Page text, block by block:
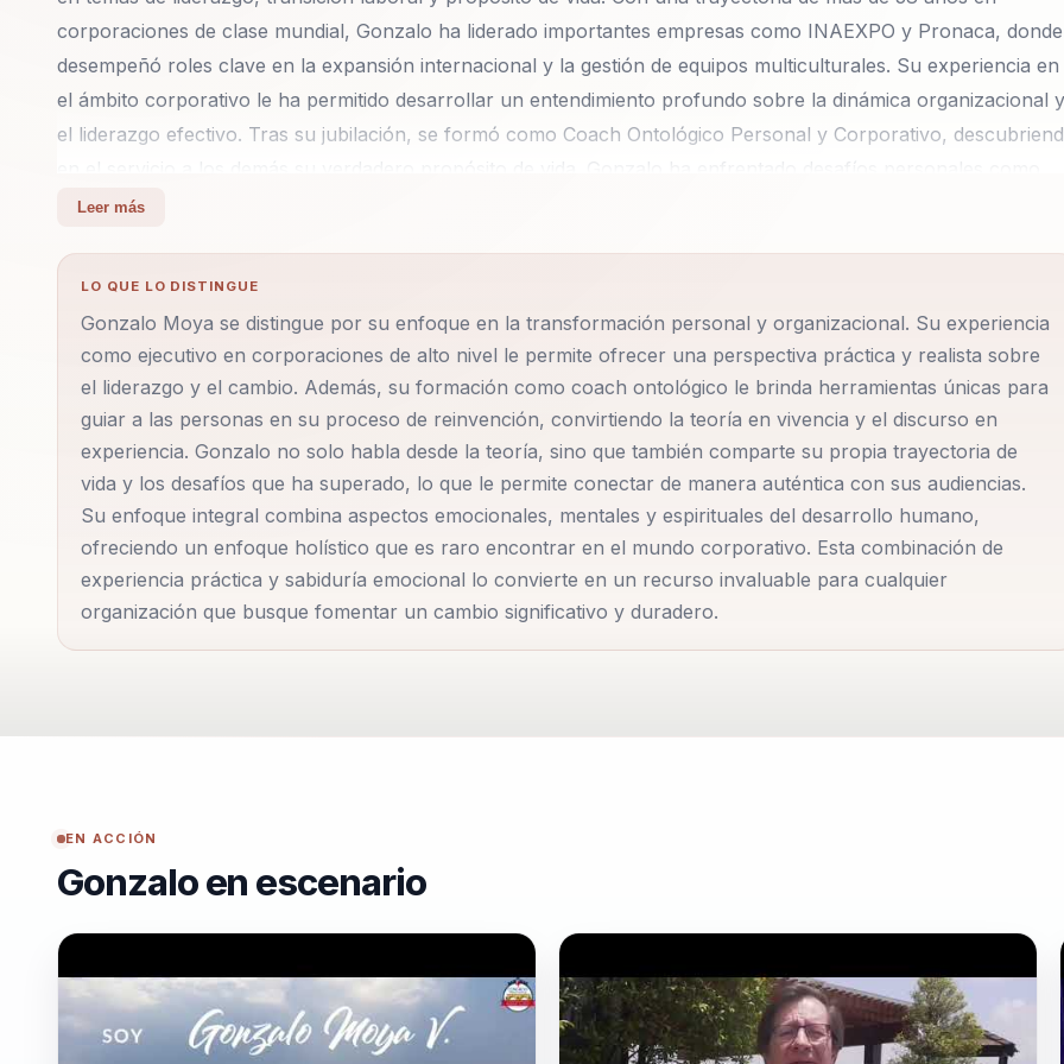
corporaciones de clase mundial, Gonzalo ha liderado importantes empresas como INAEXPO y Pronaca, donde
desempeñó roles clave en la expansión internacional y la gestión de equipos multiculturales. Su experiencia en
el ámbito corporativo le ha permitido desarrollar un entendimiento profundo sobre la dinámica organizacional y
el liderazgo efectivo. Tras su jubilación, se formó como Coach Ontológico Personal y Corporativo,
preinfartos y depresión, experiencias que lo han llevado a promover la reinvención y la felicidad consciente. Su
profundo, ayudando a resignificar la jubilación como una nueva oportunidad de vivir con propósito y plenitud.
demostrando que el corazón nunca se jubila. Su mensaje es claro: la jubilación no es un cierre, sino el inicio de
una nueva etapa para alcanzar sueños postergados. A través de sus conferencias, Gonzalo ofrece una
combinación única de sabiduría práctica y emocional, utilizando herramientas de coaching ontológico para guiar
a sus audiencias hacia un futuro lleno de posibilidades. Su enfoque en el liderazgo transformacional y la
inteligencia emocional proporciona a los asistentes una comprensión más profunda de cómo navegar los
desafíos de la vida profesional y personal con resiliencia y propósito. Gonzalo cree firmemente que cada
individuo tiene el potencial de reinventarse y que la clave para una vida plena reside en la capacidad de
adaptarse y crecer a través del cambio. Su legado es un testimonio de su compromiso con el desarrollo humano
y su pasión por empoderar a otros para que vivan vidas significativas y realizadas.
Leer más
LO QUE LO DISTINGUE
Gonzalo Moya se distingue por su enfoque en la transformación personal y organizacional. Su experiencia
como ejecutivo en corporaciones de alto nivel le permite ofrecer una perspectiva práctica y realista sobre
el liderazgo y el cambio. Además, su formación como coach ontológico le brinda herramientas únicas para
guiar a las personas en su proceso de reinvención, convirtiendo la teoría en vivencia y el discurso en
experiencia. Gonzalo no solo habla desde la teoría, sino que también comparte su propia trayectoria de
vida y los desafíos que ha superado, lo que le permite conectar de manera auténtica con sus audiencias.
Su enfoque integral combina aspectos emocionales, mentales y espirituales del desarrollo humano,
ofreciendo un enfoque holístico que es raro encontrar en el mundo corporativo. Esta combinación de
experiencia práctica y sabiduría emocional lo convierte en un recurso invaluable para cualquier
organización que busque fomentar un cambio significativo y duradero.
EN ACCIÓN
Gonzalo en escenario